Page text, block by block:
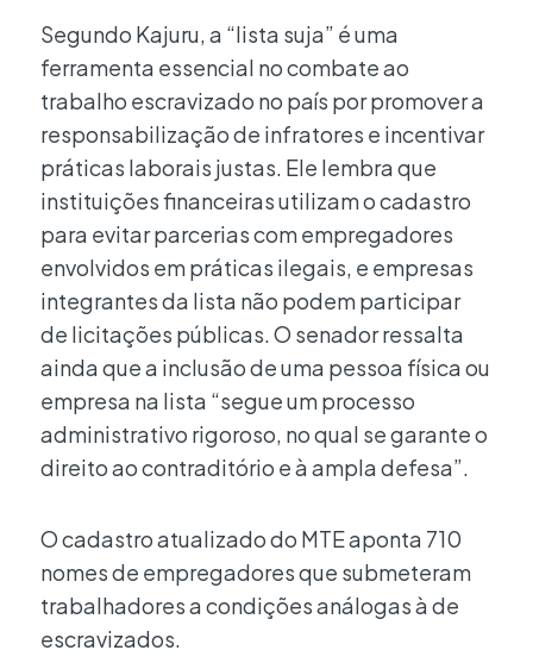
Segundo Kajuru, a “lista suja” é uma
ferramenta essencial no combate ao
trabalho escravizado no país por promover a
responsabilização de infratores e incentivar
práticas laborais justas. Ele lembra que
instituições financeiras utilizam o cadastro
para evitar parcerias com empregadores
envolvidos em práticas ilegais, e empresas
integrantes da lista não podem participar
de licitações públicas. O senador ressalta
ainda que a inclusão de uma pessoa física ou
empresa na lista “segue um processo
administrativo rigoroso, no qual se garante o
direito ao contraditório e à ampla defesa”.
O cadastro atualizado do MTE aponta 710
nomes de empregadores que submeteram
trabalhadores a condições análogas à de
escravizados.